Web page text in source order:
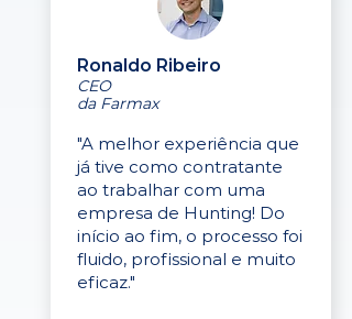
Ronaldo Ribeiro
CEO
da Farmax
"A melhor experiência que
já tive como contratante
ao trabalhar com uma
empresa de Hunting! Do
início ao fim, o processo foi
fluido, profissional e muito
eficaz."